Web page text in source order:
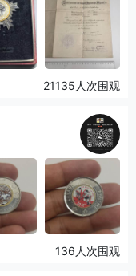
21135人次围观
136人次围观